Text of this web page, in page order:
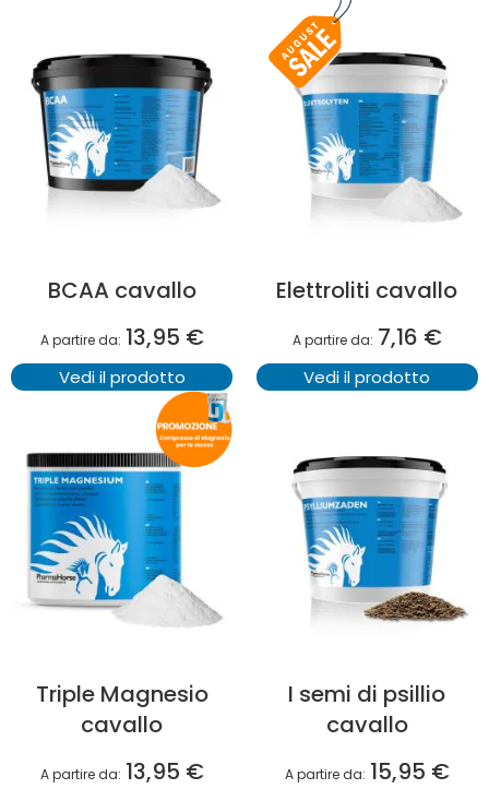
BCAA cavallo
A partire da 13,95 €
Vedi il prodotto
Elettroliti cavallo
A partire da 7,16 €
Vedi il prodotto
Triple Magnesio
cavallo
A partire da 13,95 €
I semi di psillio
cavallo
A partire da 15,95 €